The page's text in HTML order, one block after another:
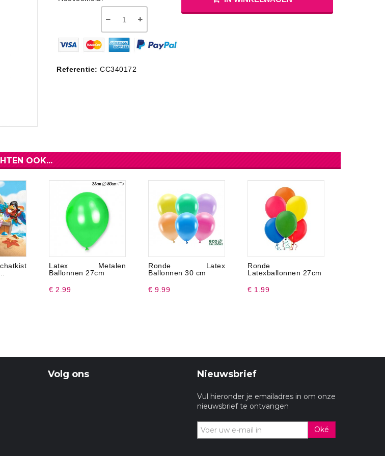
Meer Zien
Lantaarn
Meer Zien
Verjaardagstafel
Meer Zien
Referentie: CC340172
OOK...
Latex Metalen
Ballonnen 27cm
€ 2.99
Ronde Latex
Ballonnen 30 cm
€ 9.99
Ronde
Latexballonnen 27cm
€ 1.99
Volg ons Nieuwsbrief
Vul hieronder je emailadres in om onze
nieuwsbrief te ontvangen
Oké